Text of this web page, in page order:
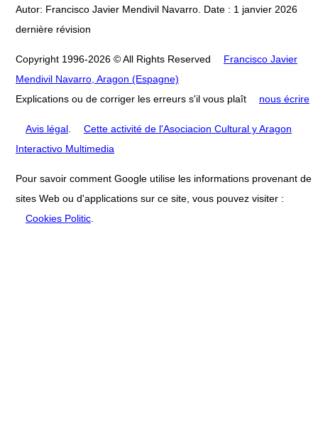
Autor: Francisco Javier Mendivil Navarro. Date : 1 janvier 2026
dernière révision
Copyright 1996-2026 © All Rights Reserved
Francisco Javier
Mendivil Navarro, Aragon (Espagne)
Explications ou de corriger les erreurs s'il vous plaît
nous écrire
Avis légal
Cette activité de l'Asociacion Cultural y Aragon
Interactivo Multimedia
Pour savoir comment Google utilise les informations provenant de
sites Web ou d'applications sur ce site, vous pouvez visiter :
Cookies Politic